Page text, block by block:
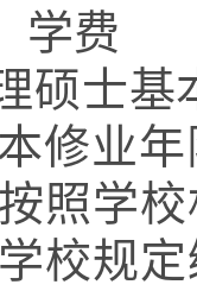
学费
硕士基
修业
照学
校规